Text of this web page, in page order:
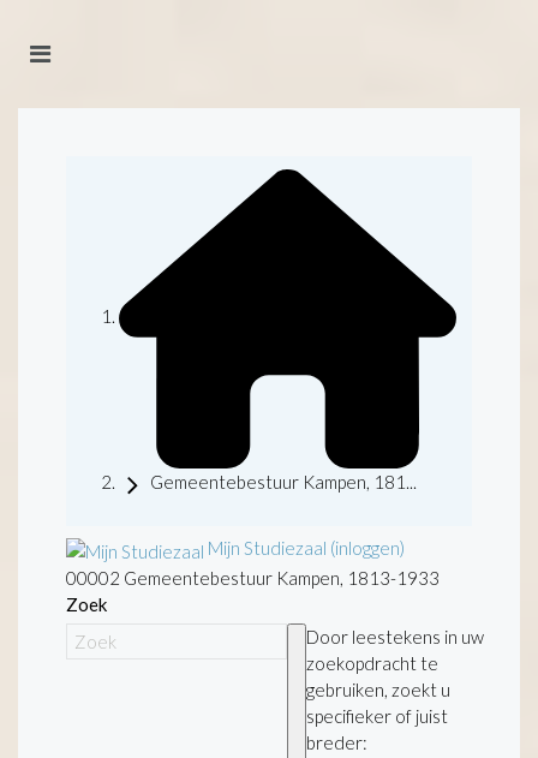
Gemeentebestuur Kampen, 181...
Mijn Studiezaal (inloggen)
00002 Gemeentebestuur Kampen, 1813-1933
Zoek
Door leestekens in uw
zoekopdracht te
gebruiken, zoekt u
specifieker of juist
breder: